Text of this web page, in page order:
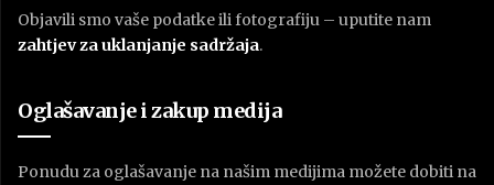
Objavili smo vaše podatke ili fotografiju – uputite nam
zahtjev za uklanjanje sadržaja.
Oglašavanje i zakup medija
Ponudu za oglašavanje na našim medijima možete dobiti na